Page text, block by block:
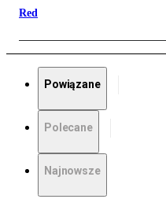
Red
Powiązane
Polecane
Najnowsze